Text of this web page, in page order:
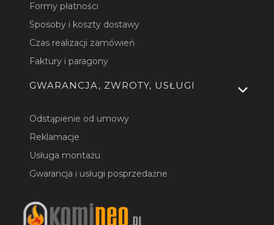
Formy płatności
Sposoby i koszty dostawy
Czas realizacji zamówień
Faktury i paragony
GWARANCJA, ZWROTY, USŁUGI
Odstąpienie od umowy
Reklamacje
Usługa montażu
Gwarancja i usługi posprzedażne